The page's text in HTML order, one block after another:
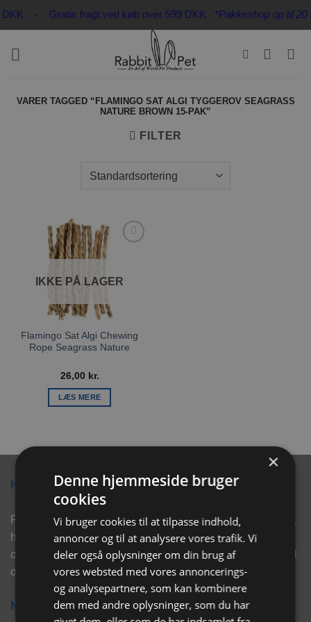
Fortsæt
DKK - Gratis fragt ved køb over 599 DKK *Pakkeshop op til 20
VARER TAGGED “FLAMINGO SAT ALGI TYGGEROV SEAGRASS
NATURE BROWN 15-PAK”
FILTER
IKKE PÅ LAGER
Flamingo Sat Algi Chewing
Rope Seagrass Nature
26,00 kr.
LÆS MERE
Hvorfor vælge Rabbitpet?
Rabbitpet sælger ikke kun kvalitetsprodukter såsom, foder,
hø, aktivering, strøelse mm. til vores kunder. Vi hjælper
også med rådgivning, så tøv ikke med at skrive eller ring til
os for hjælp..
Nyhedsbrev
×
Denne hjemmeside bruger
cookies
Vi bruger cookies til at tilpasse indhold,
annoncer og til at analysere vores trafik. Vi
deler også oplysninger om din brug af
vores websted med vores annoncerings-
og analysepartnere, som kan kombinere
dem med andre oplysninger, som du har